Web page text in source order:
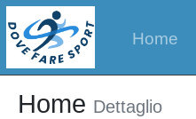
Home
Home Dettaglio